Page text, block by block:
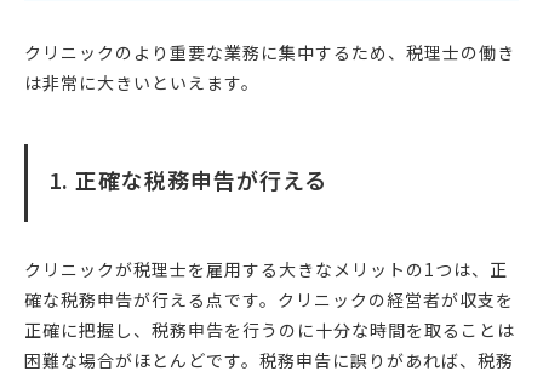
クリニックのより重要な業務に集中するため、税理士の働き
は非常に大きいといえます。
1. 正確な税務申告が行える
クリニックが税理士を雇用する大きなメリットの1つは、正
確な税務申告が行える点です。クリニックの経営者が収支を
正確に把握し、税務申告を行うのに十分な時間を取ることは
困難な場合がほとんどです。税務申告に誤りがあれば、税務